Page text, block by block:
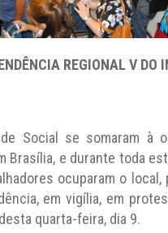
REGIONAL V DO
Social se somaram à
Brasília, e durante toda
ocuparam o
em vigília, em
quarta-feira, dia 9.